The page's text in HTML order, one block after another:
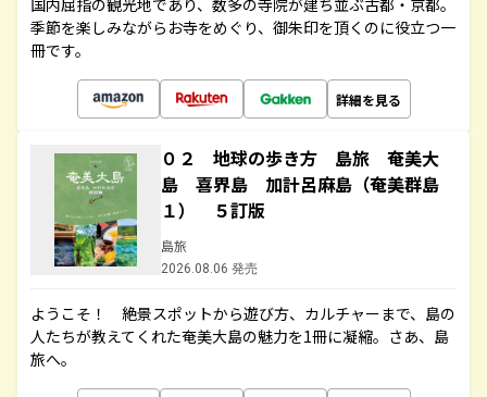
国内屈指の観光地であり、数多の寺院が建ち並ぶ古都・京都。
季節を楽しみながらお寺をめぐり、御朱印を頂くのに役立つ一
冊です。
詳細を見る
０２ 地球の歩き方 島旅 奄美大
島 喜界島 加計呂麻島（奄美群島
１） ５訂版
島旅
2026.08.06 発売
ようこそ！ 絶景スポットから遊び方、カルチャーまで、島の
人たちが教えてくれた奄美大島の魅力を1冊に凝縮。さあ、島
旅へ。